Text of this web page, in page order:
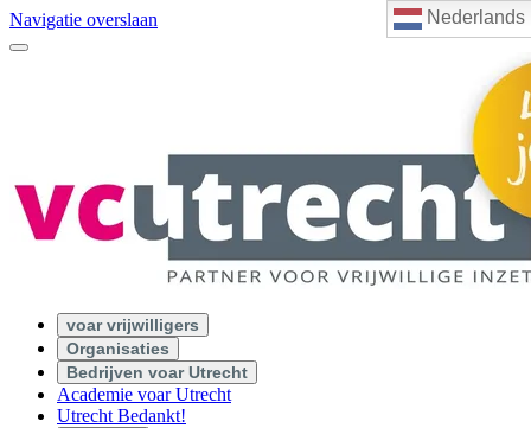
Nederlands
Navigatie overslaan
voar vrijwilligers
Organisaties
Bedrijven voar Utrecht
Academie voar Utrecht
Utrecht Bedankt!